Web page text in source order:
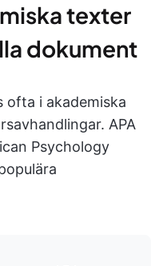
texter
dokument
ofta i akademiska
APA
Psychology